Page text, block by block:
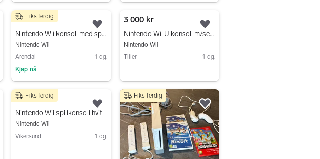
Legg til som favoritt.
3 200 kr
Nintendo Wii konsoll med spill, Wii Fit-brett og kontrollere
Nintendo Wii
Arendal
1 dg.
Kjøp nå
Fiks ferdig
Legg til som favoritt.
3 000 kr
Nintendo Wii U konsoll m/seks spill, ekstra controllere og utstyr
Nintendo Wii
Tiller
1 dg.
Legg til som favoritt.
1 090 kr
Nintendo Wii spillkonsoll hvit
Nintendo Wii
Vikersund
1 dg.
Fiks ferdig
Legg til som favoritt.
Fiks ferdig